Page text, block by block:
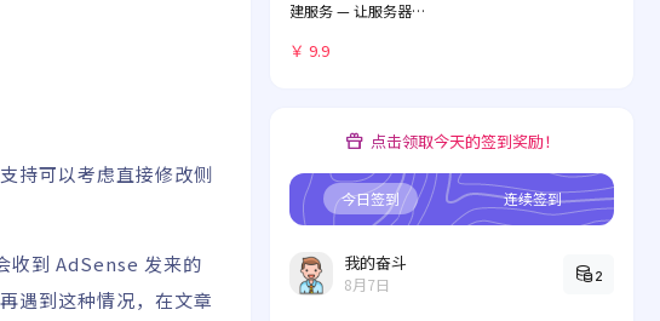
持可以考虑直接修改侧
收到 AdSense 发来的
遇到这种情况，在文章
建服务 — 让服务器管
￥ 9.9
点击领取今天的签到奖励！
今日签到 连续签到
我的奋斗
8月7日 2